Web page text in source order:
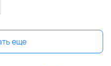
еще